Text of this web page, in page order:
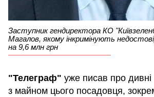
Заступник гендиректора КО
Магалов, якому інкримінують
на 9,6 млн грн
"Телеграф" уже писав про дивні
з майном цього посадовця,